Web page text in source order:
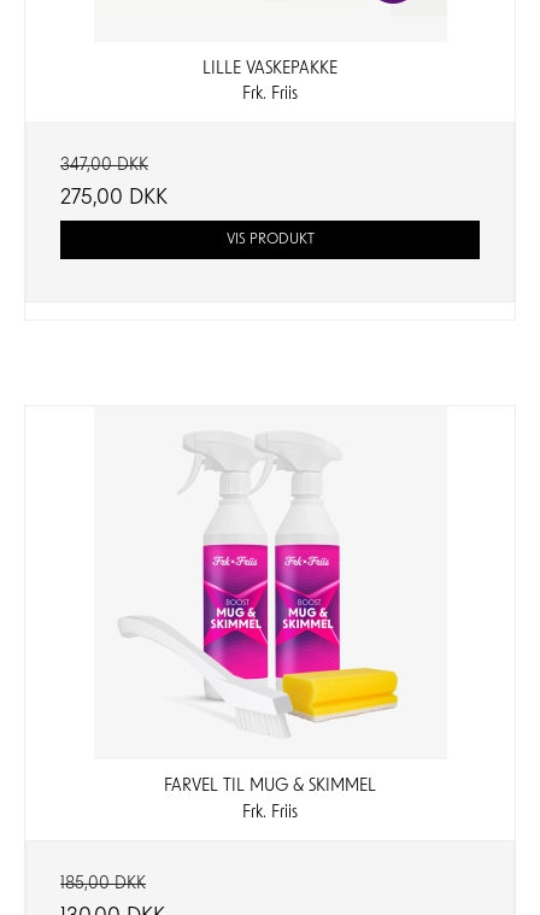
LILLE VASKEPAKKE
Frk. Friis
347,00 DKK
275,00 DKK
VIS PRODUKT
FARVEL TIL MUG & SKIMMEL
Frk. Friis
185,00 DKK